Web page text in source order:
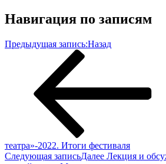
Навигация по записям
Предыдущая запись:Назад
театра»-2022. Итоги фестиваля
Следующая записьДалее Лекция и